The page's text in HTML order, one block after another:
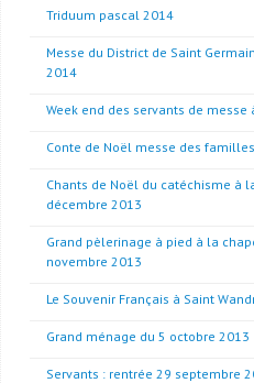
Triduum pascal 2014
Messe du District de Saint
2014
Week end des servants de
Conte de Noël messe des
Chants de Noël du catéchisme à
décembre 2013
Grand pèlerinage à pied à la
novembre 2013
Le Souvenir Français à Saint
Grand ménage du 5 octobre 2013
Servants : rentrée 29 septembre